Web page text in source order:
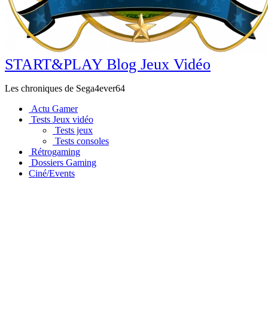
START&PLAY Blog Jeux Vidéo
Les chroniques de Sega4ever64
Actu Gamer
Tests Jeux vidéo
Tests jeux
Tests consoles
Rétrogaming
Dossiers Gaming
Ciné/Events